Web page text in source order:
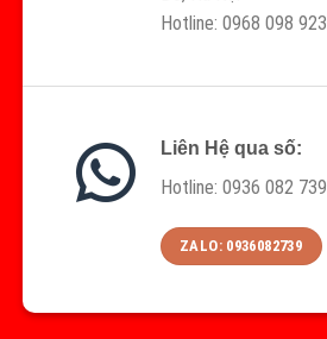
Hotline: 0968 098 923
Liên Hệ qua số:
Hotline: 0936 082 739
ZALO: 0936082739